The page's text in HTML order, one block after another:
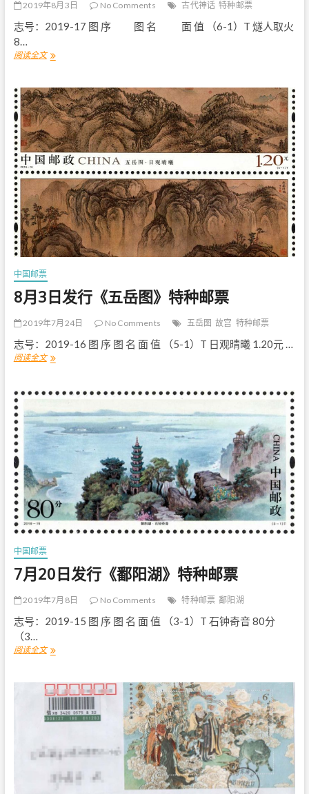
2019年8月3日 No Comments 古代神话 特种邮票
志号：2019-17 图 序 图 名 面 值 （6-1）T 燧人取火
8…
阅读全文8
日
发
行
《
中
国
古
代
神
话
（
二
）
》
种
邮
票
中国邮票
8月3日发行《五岳图》特种邮票
2019年7月24日 No Comments 五岳图 故宫 特种邮票
志号：2019-16 图 序 图 名 面 值 （5-1）T 日观晴曦 1.20元 …
阅读全文8
日
行
《
五
》
特
种
邮
票
中国邮票
7月20日发行《鄱阳湖》特种邮票
2019年7月8日 No Comments 特种邮票 鄱阳湖
志号：2019-15 图 序 图 名 面 值 （3-1）T 石钟奇音 80分
（3…
阅读全文7
0
日
发
行
鄱
阳
湖
》